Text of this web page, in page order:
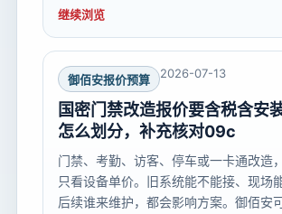
继续浏览
御佰安报价预算 2026-07-13
国密门禁改造报价要含税含安
怎么划分，补充核对09c
门禁、考勤、访客、停车或一卡通改造
只看设备单价。旧系统能不能接、现场
后续谁来维护，都会影响方案。御佰安